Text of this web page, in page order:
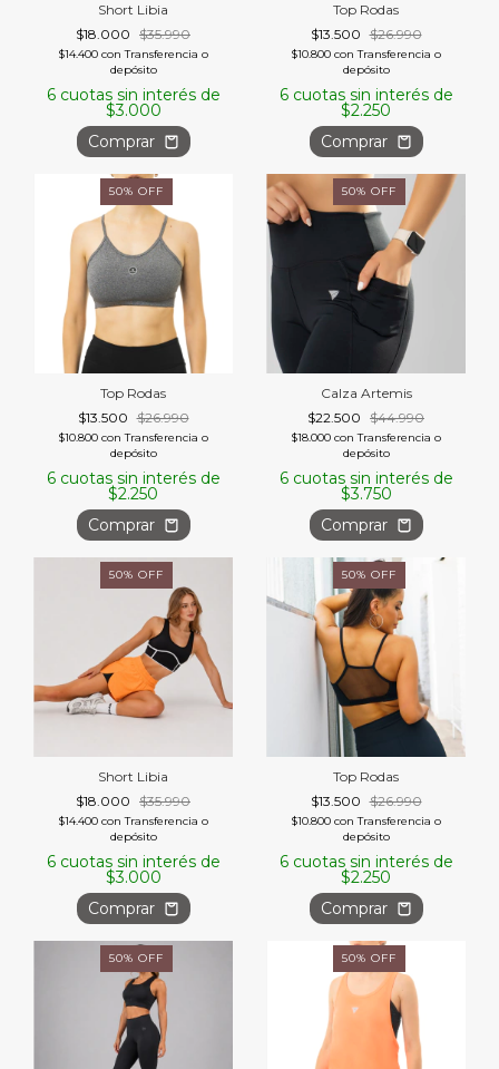
Short Libia
$18.000 $35.990
$14.400 con Transferencia o
depósito
6 cuotas sin interés de
$3.000
Comprar
Top Rodas
$13.500 $26.990
$10.800 con Transferencia o
depósito
6 cuotas sin interés de
$2.250
Comprar
50% OFF
Top Rodas
$13.500 $26.990
$10.800 con Transferencia o
depósito
6 cuotas sin interés de
$2.250
Comprar
50% OFF
Calza Artemis
$22.500 $44.990
$18.000 con Transferencia o
depósito
6 cuotas sin interés de
$3.750
Comprar
50% OFF
Short Libia
$18.000 $35.990
$14.400 con Transferencia o
depósito
6 cuotas sin interés de
$3.000
Comprar
50% OFF
Top Rodas
$13.500 $26.990
$10.800 con Transferencia o
depósito
6 cuotas sin interés de
$2.250
Comprar
50% OFF 50% OFF